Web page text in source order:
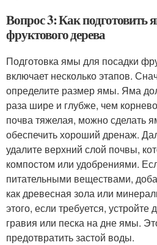
Вопрос 3: Как подготовить
фруктового дерева
Подготовка ямы для посадки
включает несколько этапов.
определите размер ямы. Яма
раза шире и глубже, чем
почва тяжелая, можно сделать
обеспечить хороший дренаж.
удалите верхний слой почвы,
компостом или удобрениями.
питательными веществами,
как древесная зола или
этого, если требуется,
гравия или песка на дне ямы.
предотвратить застой воды.